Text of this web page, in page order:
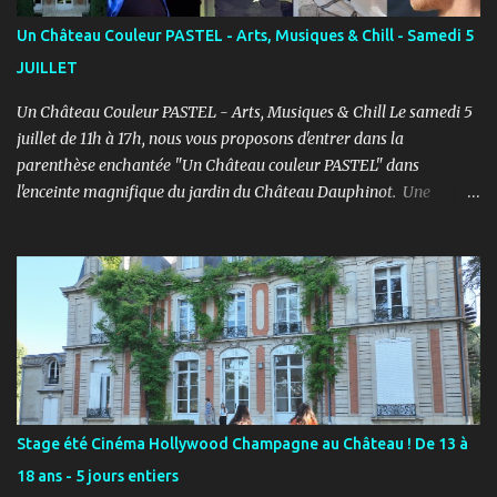
bienveillant. PROGRAMME ENFANTS : Pendant le 1er semestre, les
enfants découvriront le jeu d’acteur théâtre et cinéma à travers des
exercices d’improvisation, émotionnels, de concentration, d’écoute,
d...
Un Château Couleur PASTEL - Arts, Musiques & Chill - Samedi 5
JUILLET
Un Château Couleur PASTEL - Arts, Musiques & Chill Le samedi 5
juillet de 11h à 17h, nous vous proposons d'entrer dans la
parenthèse enchantée "Un Château couleur PASTEL" dans
l'enceinte magnifique du jardin du Château Dauphinot. Une
PUBLIC “Saxo et la forêt de Memoria” - Conte théâtral
merveilleux 12h à 14h : Concert Pique-Nique “SWING” avec Léo
Mathieu et Rémi Costa - Jazz manouche, reprises internationales
11h à 17h : Marché artistique avec : LES CROQUEUZES, RUCKAS
STUDIO, LGM-1, CAPUCINE FERTÉ, La Musique et les Mots /
Aurélie Pattier et LES PETITS PIEDS. 12h à 17h : Atelier de
présentation et initiation à la sérigraphie avec Ruckas Studio.
Atelier Croquis avec les Croqueuzes pour repartir avec une autre
version de vous-même. 14h à 15h45 : Shooting photos avec Florent
Stage été Cinéma Hollywood Champagne au Château ! De 13 à
18 ans - 5 jours entiers